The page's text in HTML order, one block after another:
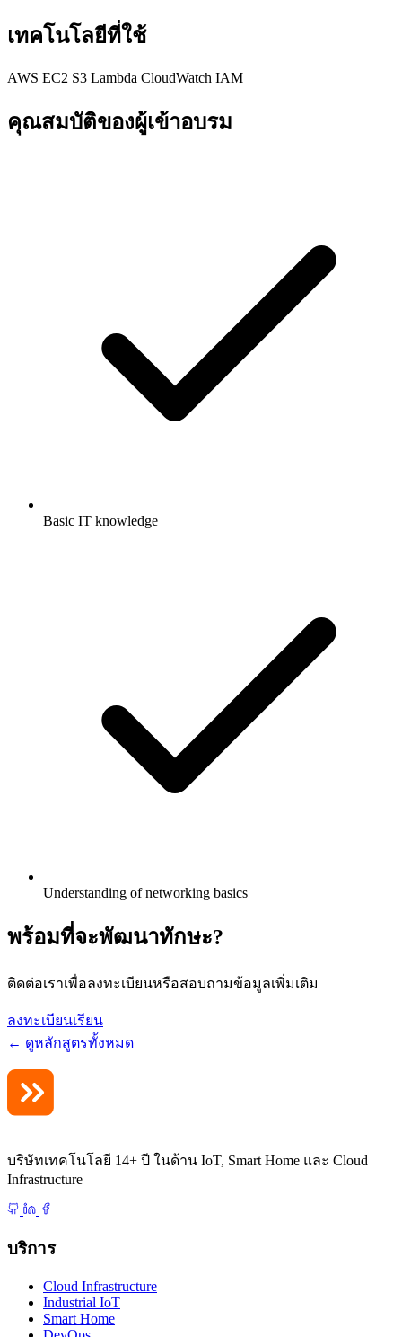
เทคโนโลยีที่ใช้
AWS EC2 S3 Lambda CloudWatch IAM
คุณสมบัติของผู้เข้าอบรม
Basic IT knowledge
Understanding of networking basics
พร้อมที่จะพัฒนาทักษะ?
ติดต่อเราเพื่อลงทะเบียนหรือสอบถามข้อมูลเพิ่มเติม
ลงทะเบียนเรียน
← ดูหลักสูตรทั้งหมด
บริษัทเทคโนโลยี 14+ ปี ในด้าน IoT, Smart Home และ Cloud
Infrastructure
บริการ
Cloud Infrastructure
Industrial IoT
Smart Home